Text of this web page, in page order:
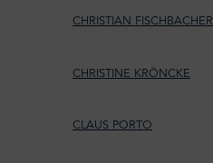
CHRISTIAN FISCHBACHER
CHRISTINE KRÖNCKE
CLAUS PORTO